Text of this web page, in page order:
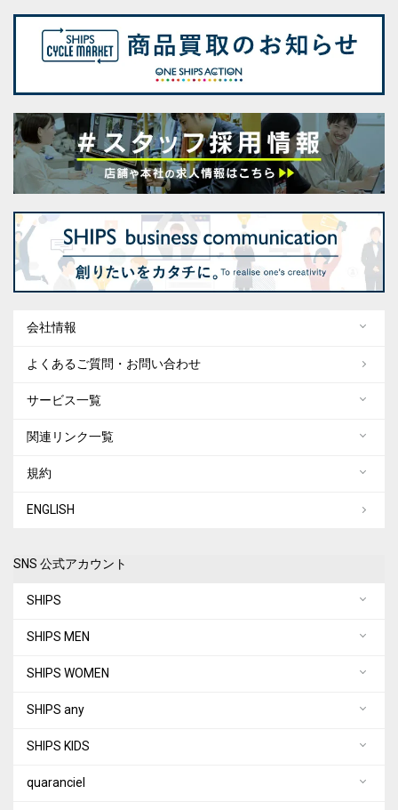
会社情報
よくあるご質問・お問い合わせ
サービス一覧
関連リンク一覧
規約
ENGLISH
SNS 公式アカウント
SHIPS
SHIPS MEN
SHIPS WOMEN
SHIPS any
SHIPS KIDS
quaranciel